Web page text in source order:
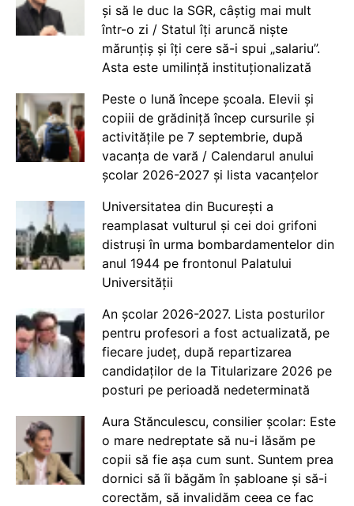
și să le duc la SGR, câștig mai mult
într-o zi / Statul îți aruncă niște
mărunțiș și îți cere să-i spui „salariu”.
Asta este umilință instituționalizată
Peste o lună începe școala. Elevii și
copiii de grădiniță încep cursurile și
activitățile pe 7 septembrie, după
vacanța de vară / Calendarul anului
școlar 2026-2027 și lista vacanțelor
Universitatea din București a
reamplasat vulturul și cei doi grifoni
distruși în urma bombardamentelor din
anul 1944 pe frontonul Palatului
Universității
An școlar 2026-2027. Lista posturilor
pentru profesori a fost actualizată, pe
fiecare județ, după repartizarea
candidaților de la Titularizare 2026 pe
posturi pe perioadă nedeterminată
Aura Stănculescu, consilier școlar: Este
o mare nedreptate să nu-i lăsăm pe
copii să fie așa cum sunt. Suntem prea
dornici să îi băgăm în șabloane și să-i
corectăm, să invalidăm ceea ce fac